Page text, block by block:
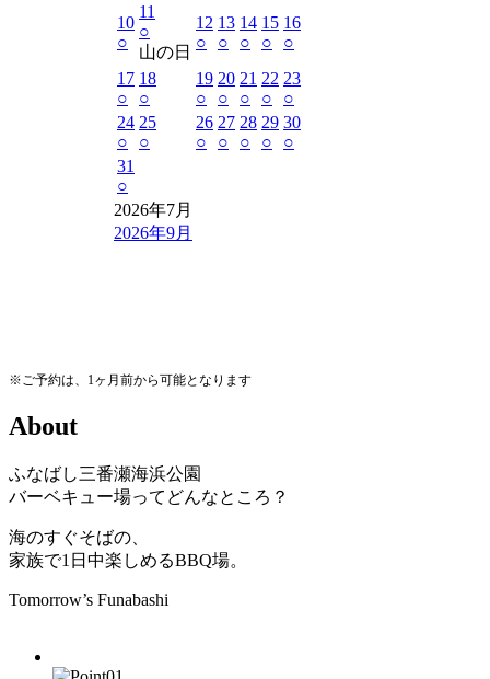
10
○
11
○
山の日
12
○
13
○
14
○
15
○
16
○
17
○
18
○
19
○
20
○
21
○
22
○
23
○
24
○
25
○
26
○
27
○
28
○
29
○
30
○
31
○
2026年7月
2026年9月
※ご予約は、1ヶ月前から可能となります
About
ふなばし三番瀬海浜公園
バーベキュー場ってどんなところ？
海のすぐそばの、
家族で1日中楽しめるBBQ場。
Tomorrow’s Funabashi